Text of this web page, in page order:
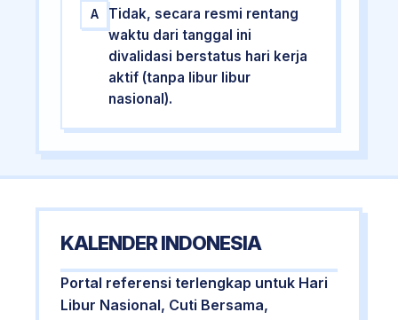
A
Tidak, secara resmi rentang
waktu dari tanggal ini
divalidasi berstatus hari kerja
aktif (tanpa libur libur
nasional).
KALENDER INDONESIA
Portal referensi terlengkap untuk Hari
Libur Nasional, Cuti Bersama,